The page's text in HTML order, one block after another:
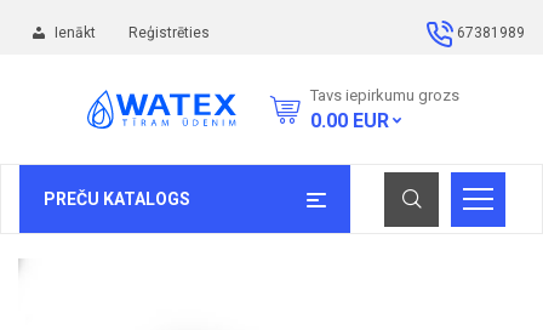
Ienākt Reģistrēties 67381989
Tavs iepirkumu grozs
0.00 EUR
PREČU KATALOGS